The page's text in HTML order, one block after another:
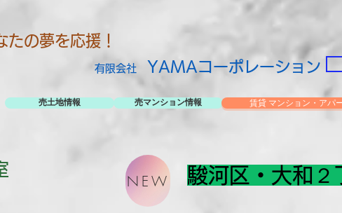
の夢を応援！
有限会社 YAMAコーポレーション
売土地情報 売マンション情報 賃貸 マンション・アパ
NEW 駿河区・大和２